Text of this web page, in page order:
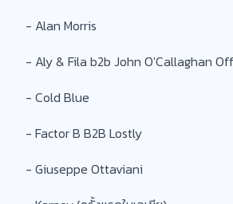
- Alan Morris
- Aly & Fila b2b John O'Callaghan
- Cold Blue
- Factor B B2B Lostly
- Giuseppe Ottaviani